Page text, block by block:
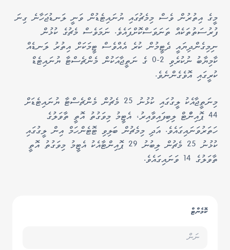
މީގެ އިތުރުން ވެސް މިމެޗުގައި ޔުނައިޓެޑުން ވަނީ ލަނޑުޖަހާނެ ގިނަ
ފުރުސަތުތަކެއް ތަނަވަސްކޮށްފައެވެ. ނަމަވެސް މެޗުގެ ކުޅުން
ނިމިގެންދިޔައީ ދެޓީމުން ކުރެ އެއްވެސް ޓީމަކަށް އިތުރު ލަނޑެއް
ކާމިޔާބު ނުކުރެވި 2-0 ގެ ނަތީޖާއަކުން މެންޗެސްޓާ ޔުނައިޓެޑް
ކުރީގައި އޮވެގެންނެވެ.
މިނަތީޖާއެކު ލީގުގައި ކުޅުނު 25 މެޗުން މެންޗެސްޓާ ޔުނައިޓެޑަށް
44 ޕޮއިންްޓް ލިބިފައިވާއިރު، އެޓީމު މިވަގުތު އޮތީ ތާވަލުގެ
ހަތަރުވަނައިގައެވެ. އަދި މިމެޗުން ބަލިވި ޓޮޓެންހަމް އިން ލީގުގައި
ކުޅުނު 25 މެޗުން ލިބުނު 29 ޕޮއިންޓާއެކު އެޓީމު މިވަގުތު އޮތީ
ތާވަލުގެ 14 ވަނައިގައެވެ.
ކޮމެންޓް